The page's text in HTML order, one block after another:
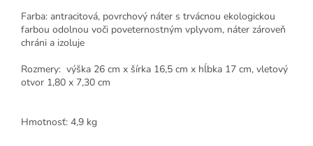
Farba: antracitová, povrchový náter s trvácnou ekologickou
farbou odolnou voči poveternostným vplyvom, náter zároveň
chráni a izoluje
Rozmery: výška 26 cm x šírka 16,5 cm x hĺbka 17 cm, vletový
otvor 1,80 x 7,30 cm
Hmotnosť: 4,9 kg